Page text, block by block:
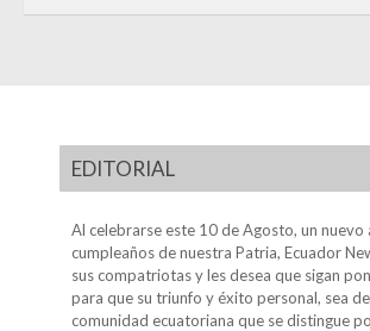
EDITORIAL
Al celebrarse este 10 de Agosto, un nuevo
cumpleaños de nuestra Patria, Ecuador
sus compatriotas y les desea que sigan
para que su triunfo y éxito personal, sea
comunidad ecuatoriana que se distingue